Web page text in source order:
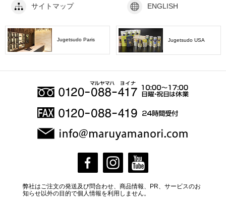
サイトマップ ENGLISH
Jugetsudo Paris Jugetsudo USA
弊社はご注文の発送及び問合わせ、商品情報、PR、サービスのお
知らせ以外の目的で個人情報を利用しません。